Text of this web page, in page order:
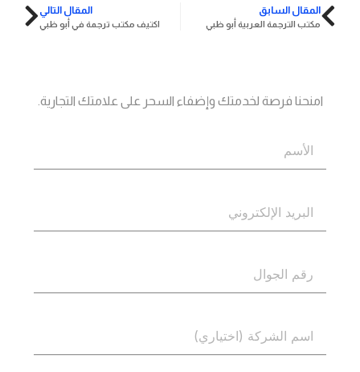
امنحنا فرصة لخدمتك وإضفاء السحر على علامتك التجارية.
المقال السابق
مكتب الترجمة العربية أبو ظبي
المقال التالي
اكتيف مكتب ترجمة في أبو ظبي